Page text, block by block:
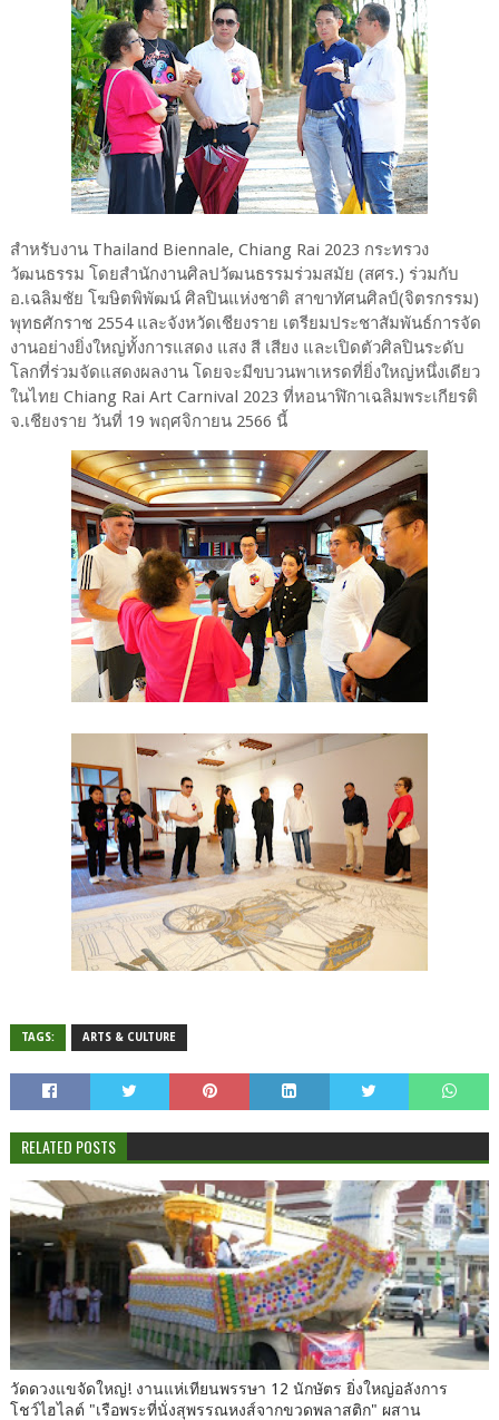
สำหรับงาน Thailand Biennale, Chiang Rai 2023 กระทรวง
วัฒนธรรม โดยสำนักงานศิลปวัฒนธรรมร่วมสมัย (สศร.) ร่วมกับ
อ.เฉลิมชัย โฆษิตพิพัฒน์ ศิลปินแห่งชาติ สาขาทัศนศิลป์(จิตรกรรม)
พุทธศักราช 2554 และจังหวัดเชียงราย เตรียมประชาสัมพันธ์การจัด
งานอย่างยิ่งใหญ่ทั้งการแสดง แสง สี เสียง และเปิดตัวศิลปินระดับ
โลกที่ร่วมจัดแสดงผลงาน โดยจะมีขบวนพาเหรดที่ยิ่งใหญ่หนึ่งเดียว
ในไทย Chiang Rai Art Carnival 2023 ที่หอนาฬิกาเฉลิมพระเกียรติ
จ.เชียงราย วันที่ 19 พฤศจิกายน 2566 นี้
TAGS: ARTS & CULTURE
RELATED POSTS
วัดดวงแขจัดใหญ่! งานแห่เทียนพรรษา 12 นักษัตร ยิ่งใหญ่อลังการ
โชว์ไฮไลต์ "เรือพระที่นั่งสุพรรณหงส์จากขวดพลาสติก" ผสาน